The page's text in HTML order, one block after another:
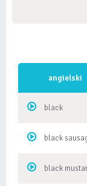
angielski
black
black
black